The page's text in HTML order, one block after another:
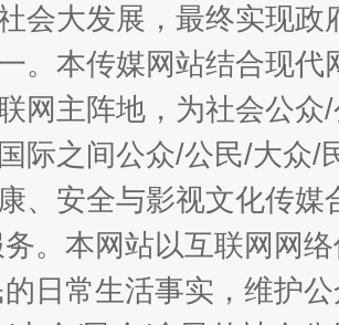
会大发展，最终实现
。本传媒网站结合现
网主阵地，为社会公
际之间公众/公民/大众/
、安全与影视文化传
。本网站以互联网网
的日常生活事实，维护